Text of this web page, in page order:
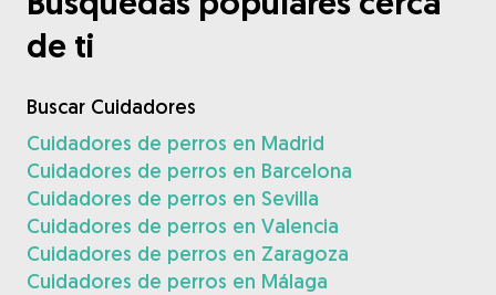
de ti
Buscar Cuidadores
Cuidadores de perros en Madrid
Cuidadores de perros en Barcelona
Cuidadores de perros en Sevilla
Cuidadores de perros en Valencia
Cuidadores de perros en Zaragoza
Cuidadores de perros en Málaga